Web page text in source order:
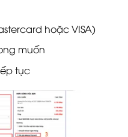
hoặc VISA)
muốn
tục